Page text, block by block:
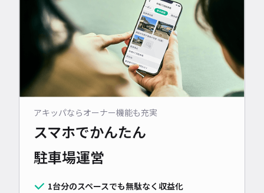
アキッパならオーナー機能も充実
スマホでかんたん
駐車場運営
1台分のスペースでも無駄なく収益化